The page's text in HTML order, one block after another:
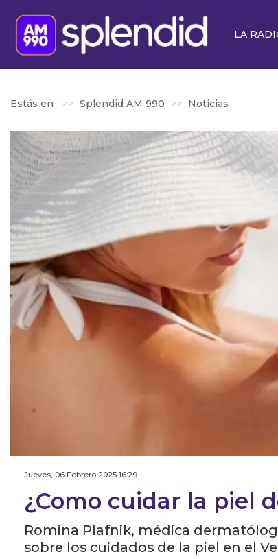
LA
Estás en Splendid AM 990 Noticias
Jueves, 06 Febrero 2025 16:29
¿Como cuidar la piel
Romina Plafnik, médica
sobre los cuidados de la piel en el